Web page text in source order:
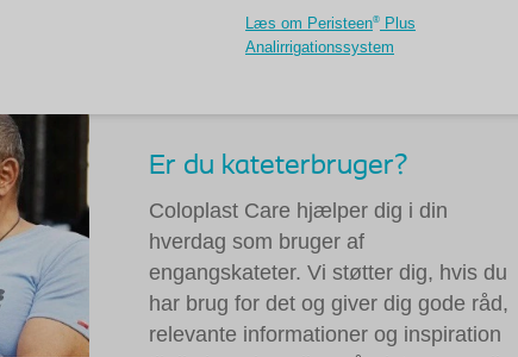
Læs om Peristeen®
Plus
Analirrigationssystem
Er du kateterbruger?
Coloplast Care hjælper dig i din
hverdag som bruger af
engangskateter. Vi støtter dig, hvis du
har brug for det og giver dig gode råd,
relevante informationer og inspiration